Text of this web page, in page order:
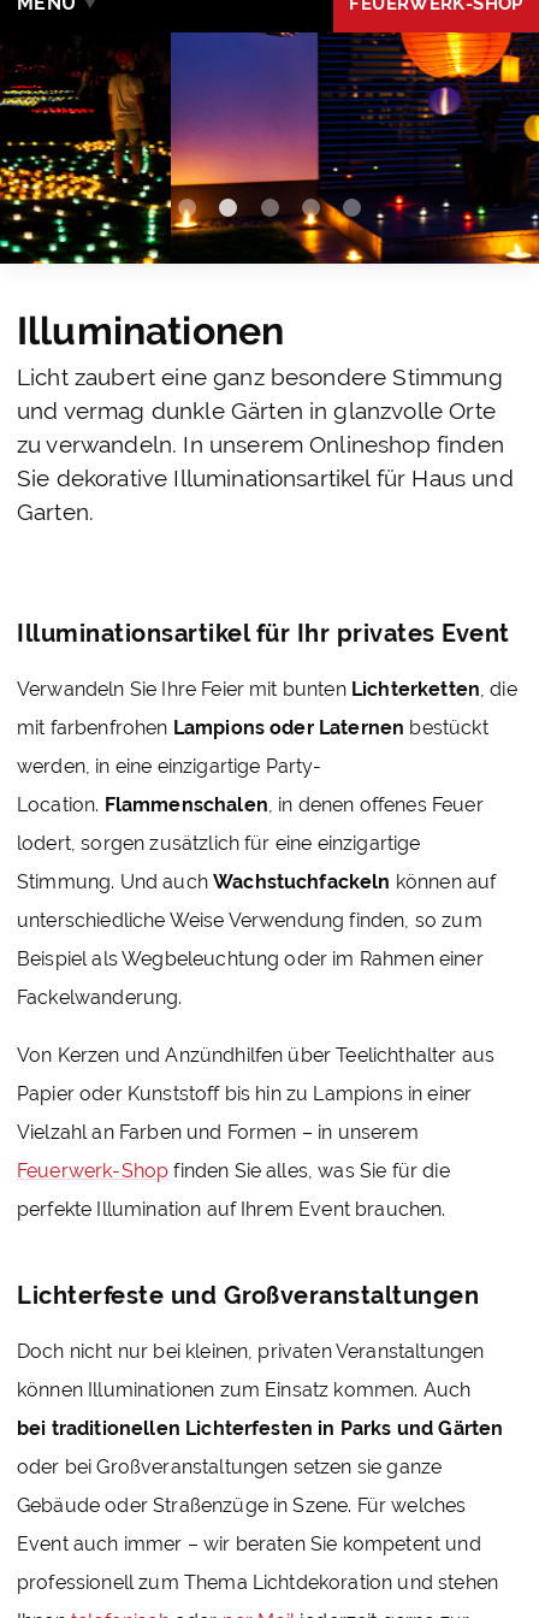
Illuminationen
Licht zaubert eine ganz besondere Stimmung
und vermag dunkle Gärten in glanzvolle Orte
zu verwandeln. In unserem Onlineshop finden
Sie dekorative Illuminationsartikel für Haus und
Garten.
Illuminationsartikel für Ihr privates Event
Verwandeln Sie Ihre Feier mit bunten Lichterketten, die
mit farbenfrohen Lampions oder Laternen bestückt
werden, in eine einzigartige Party-
Location. Flammenschalen, in denen offenes Feuer
lodert, sorgen zusätzlich für eine einzigartige
Stimmung. Und auchWachstuchfackeln können auf
unterschiedliche Weise Verwendung finden, so zum
Beispiel als Wegbeleuchtung oder im Rahmen einer
Fackelwanderung.
Von Kerzen und Anzündhilfen über Teelichthalter aus
Papier oder Kunststoff bis hin zu Lampions in einer
Vielzahl an Farben und Formen – in unserem
Feuerwerk-Shop finden Sie alles, was Sie für die
perfekte Illumination auf Ihrem Event brauchen.
Lichterfeste und Großveranstaltungen
Doch nicht nur bei kleinen, privaten Veranstaltungen
können Illuminationen zum Einsatz kommen. Auch
bei traditionellen Lichterfesten in Parks und Gärten
oder bei Großveranstaltungen setzen sie ganze
Gebäude oder Straßenzüge in Szene. Für welches
Event auch immer – wir beraten Sie kompetent und
professionell zum Thema Lichtdekoration und stehen